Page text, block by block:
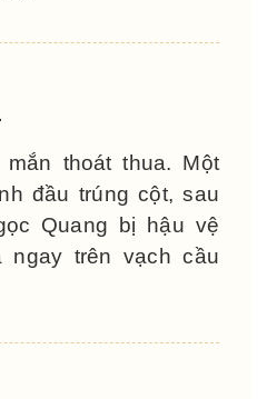
thoát thua. Một
đầu trúng cột, sau
Quang bị hậu vệ
ngay trên vạch cầu